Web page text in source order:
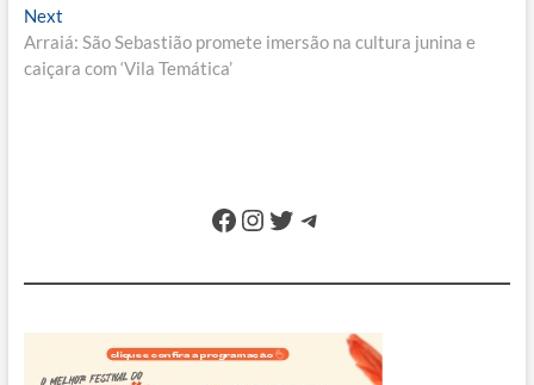
Post
NextNext
post:
Arraiá: São Sebastião promete imersão na cultura junina e
caiçara com ‘Vila Temática’
Facebook
Instagram
Twitter
Telegram